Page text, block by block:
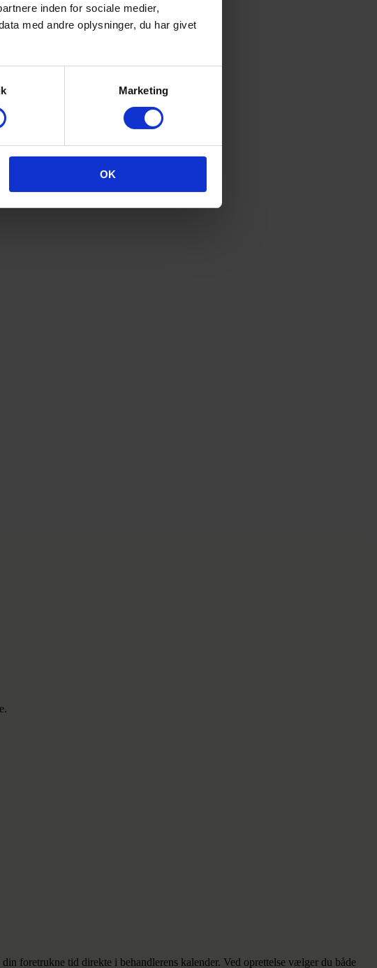
inden for sociale medier,
med andre oplysninger, du har givet
Marketing
OK
foretrukne tid direkte i behandlerens kalender. Ved oprettelse vælger du både